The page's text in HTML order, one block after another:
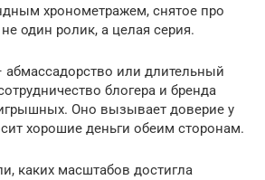
хронометражем, снятое про
один ролик, а целая серия.
абмассадорство или длительный
блогера и бренда
Оно вызывает доверие у
хорошие деньги обеим сторонам.
каких масштабов достигла